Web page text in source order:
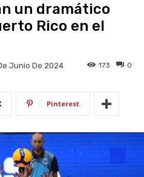
un dramático
Rico en el
Junio De 2024 0
173
Pinterest